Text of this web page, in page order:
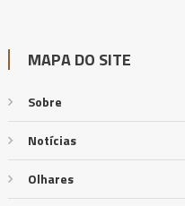
MAPA DO SITE
Sobre
Notícias
Olhares